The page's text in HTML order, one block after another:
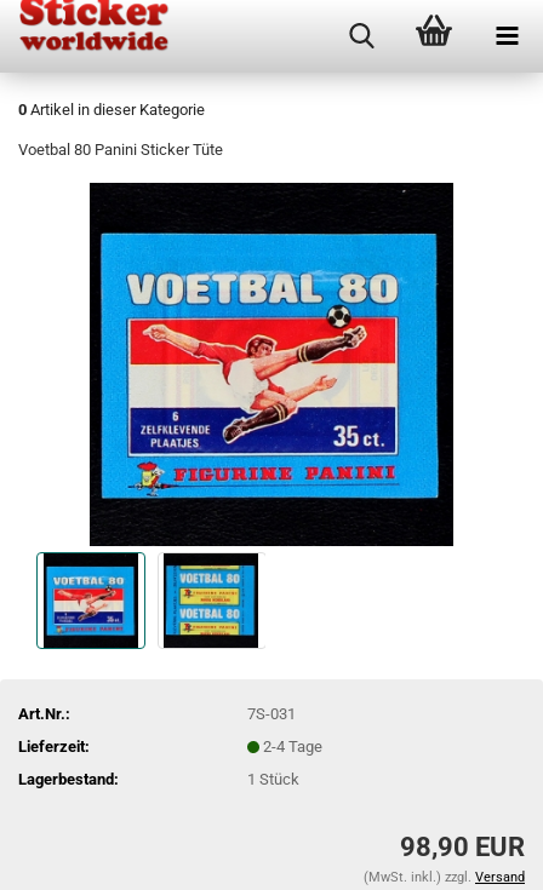
0 Artikel in dieser Kategorie
Voetbal 80 Panini Sticker Tüte
Art.Nr.:
7S-031
Lieferzeit:
2-4 Tage
Lagerbestand:
1Stück
98,90 EUR
(MwSt. inkl.) zzgl. Versand